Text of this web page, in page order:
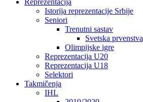
Reprezentacija
Istorija reprezentacije Srbije
Seniori
Trenutni sastav
Svetska prvenstva
Olimpijske igre
Reprezentacija U20
Reprezentacija U18
Selektori
Takmičenja
IHL